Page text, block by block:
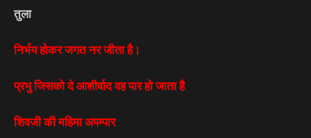
तुला
निर्भय होकर जगत नर जीता है।
प्रभु जिसको दे आशीर्वाद वह पार हो जाता है
शिवजी की महिमा अपम्पार